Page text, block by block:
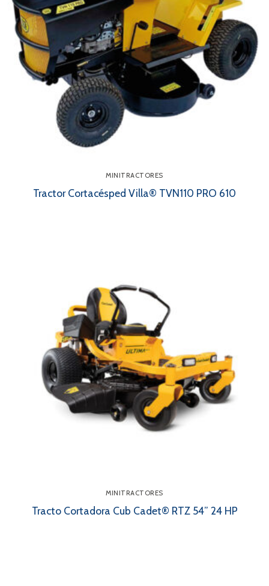
MINITRACTORES
Tractor Cortacésped Villa® TVN110 PRO 610
MINITRACTORES
Tracto Cortadora Cub Cadet® RTZ 54” 24 HP